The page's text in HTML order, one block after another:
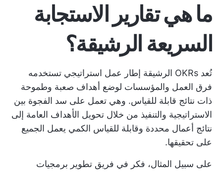
ما هي تقارير الاستجابة
السريعة الرشيقة؟
تُعد OKRs الرشيقة إطار عمل استراتيجي تستخدمه
فرق العمل والمؤسسات لوضع أهداف صعبة وطموحة
ذات نتائج قابلة للقياس. وهي تعمل على سد الفجوة بين
الاستراتيجية والتنفيذ من خلال تحويل الأهداف العامة إلى
نتائج أعمال محددة وقابلة للقياس الكمي يعمل الجميع
على تحقيقها.
على سبيل المثال، فكر في فريق تطوير برمجيات